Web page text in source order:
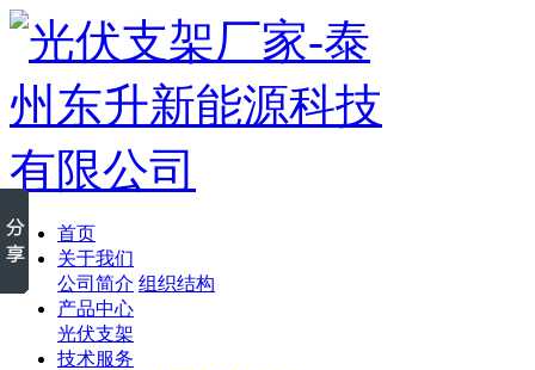
首页
关于我们
公司简介 组织结构
产品中心
光伏支架
技术服务